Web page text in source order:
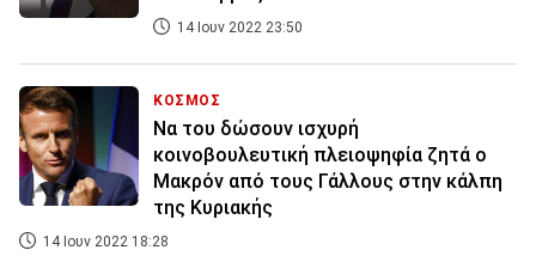
14 Ιουν 2022 23:50
ΚΟΣΜΟΣ
Να του δώσουν ισχυρή
κοινοβουλευτική πλειοψηφία ζητά ο
Μακρόν από τους Γάλλους στην κάλπη
της Κυριακής
14 Ιουν 2022 18:28